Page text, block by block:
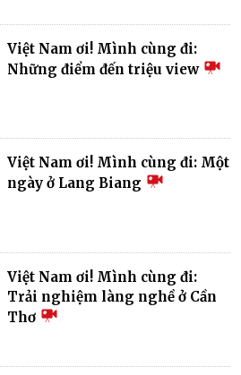
Việt Nam ơi! Mình cùng đi:
Những điểm đến triệu view
Việt Nam ơi! Mình cùng đi: Một
ngày ở Lang Biang
Việt Nam ơi! Mình cùng đi:
Trải nghiệm làng nghề ở Cần
Thơ